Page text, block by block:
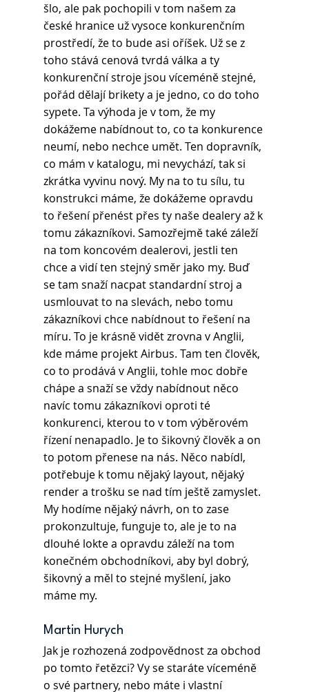
šlo, ale pak pochopili v tom našem za
české hranice už vysoce konkurenčním
prostředí, že to bude asi oříšek. Už se z
toho stává cenová tvrdá válka a ty
konkurenční stroje jsou víceméně stejné,
pořád dělají brikety a je jedno, co do toho
sypete. Ta výhoda je v tom, že my
dokážeme nabídnout to, co ta konkurence
neumí, nebo nechce umět. Ten dopravník,
co mám v katalogu, mi nevychází, tak si
zkrátka vyvinu nový. My na to tu sílu, tu
konstrukci máme, že dokážeme opravdu
to řešení přenést přes ty naše dealery až k
tomu zákazníkovi. Samozřejmě také záleží
na tom koncovém dealerovi, jestli ten
chce a vidí ten stejný směr jako my. Buď
se tam snaží nacpat standardní stroj a
usmlouvat to na slevách, nebo tomu
zákazníkovi chce nabídnout to řešení na
míru. To je krásně vidět zrovna v Anglii,
kde máme projekt Airbus. Tam ten člověk,
co to prodává v Anglii, tohle moc dobře
chápe a snaží se vždy nabídnout něco
navíc tomu zákazníkovi oproti té
konkurenci, kterou to v tom výběrovém
řízení nenapadlo. Je to šikovný člověk a on
to potom přenese na nás. Něco nabídl,
potřebuje k tomu nějaký layout, nějaký
render a trošku se nad tím ještě zamyslet.
My hodíme nějaký návrh, on to zase
prokonzultuje, funguje to, ale je to na
dlouhé lokte a opravdu záleží na tom
konečném obchodníkovi, aby byl dobrý,
šikovný a měl to stejné myšlení, jako
máme my.
Martin Hurych
Jak je rozhozená zodpovědnost za obchod
po tomto řetězci? Vy se staráte víceméně
o své partnery, nebo máte i vlastní